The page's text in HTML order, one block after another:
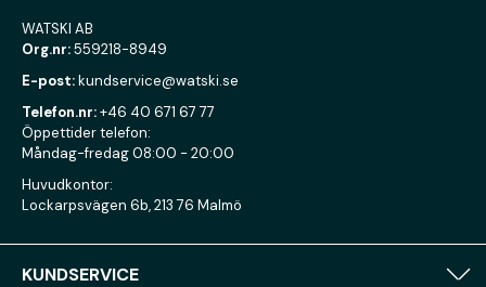
WATSKI AB
Org.nr:559218-8949
E-post:kundservice@watski.se
Telefon.nr:+46 40 671 67 77
Öppettider telefon:
Måndag-fredag 08:00 - 20:00
Huvudkontor:
Lockarpsvägen 6b, 213 76 Malmö
KUNDSERVICE